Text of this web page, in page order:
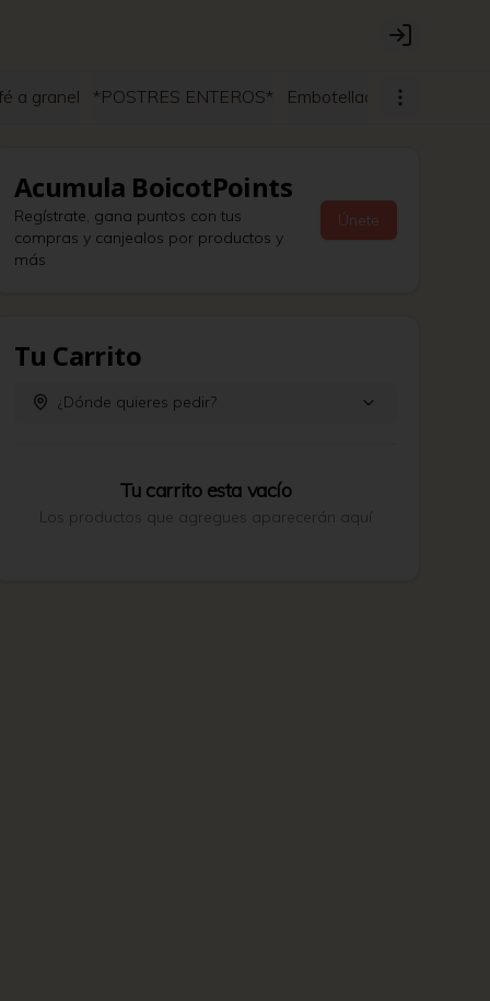
Login
a granel *POSTRES ENTEROS* Embotellados
Acumula BoicotPoints
Regístrate, gana puntos con tus
compras y canjealos por productos y
más
Únete
Tu Carrito
¿Dónde quieres pedir?
Tu carrito esta vacío
Los productos que agregues aparecerán aquí